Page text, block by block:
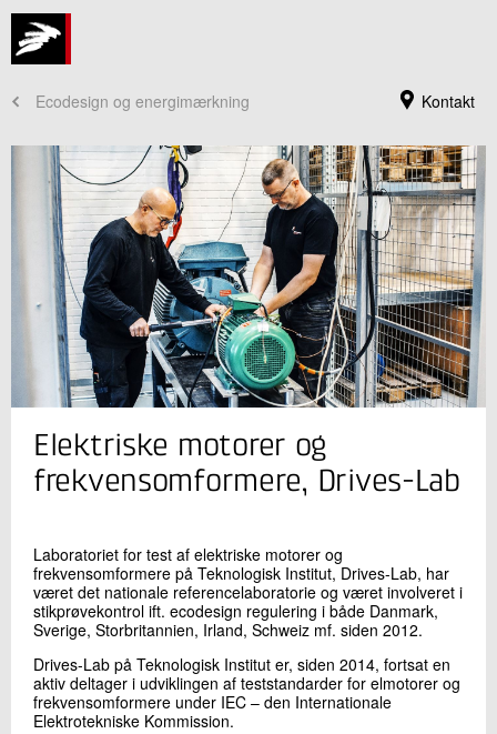
Kontakt
Ecodesign og energimærkning
Jeg er din kontaktperson
Sandie Brændgaard Nielsen
Forretningsleder
Energieffektivisering og Ventilation
LinkedIn
Skriv til mig
Elektriske motorer og
frekvensomformere, Drives-Lab
Laboratoriet for test af elektriske motorer og
frekvensomformere på Teknologisk Institut, Drives-Lab, har
været det nationale referencelaboratorie og været involveret i
stikprøvekontrol ift. ecodesign regulering i både Danmark,
Sverige, Storbritannien, Irland, Schweiz mf. siden 2012.
Drives-Lab på Teknologisk Institut er, siden 2014, fortsat en
aktiv deltager i udviklingen af teststandarder for elmotorer og
frekvensomformere under IEC – den Internationale
Elektrotekniske Kommission.